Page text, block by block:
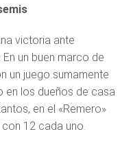
victoria ante
un buen marco de
un juego sumamente
en los dueños de casa
en el «Remero»
12 cada uno.